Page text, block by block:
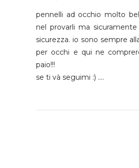
pennelli ad occhio molto
nel provarli ma
sicurezza. io sono sempre
per occhi e qui ne
paio!!!
se ti và seguimi :) ....